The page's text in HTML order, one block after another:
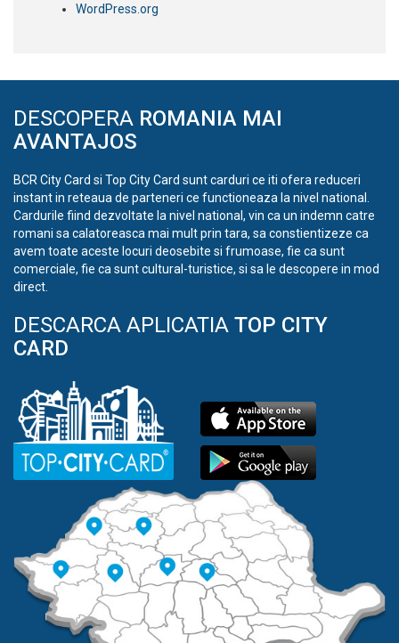
WordPress.org
DESCOPERA ROMANIA MAI
AVANTAJOS
BCR City Card si Top City Card sunt carduri ce iti ofera reduceri
instant in reteaua de parteneri ce functioneaza la nivel national.
Cardurile fiind dezvoltate la nivel national, vin ca un indemn catre
romani sa calatoreasca mai mult prin tara, sa constientizeze ca
avem toate aceste locuri deosebite si frumoase, fie ca sunt
comerciale, fie ca sunt cultural-turistice, si sa le descopere in mod
direct.
DESCARCA APLICATIA TOP CITY
CARD